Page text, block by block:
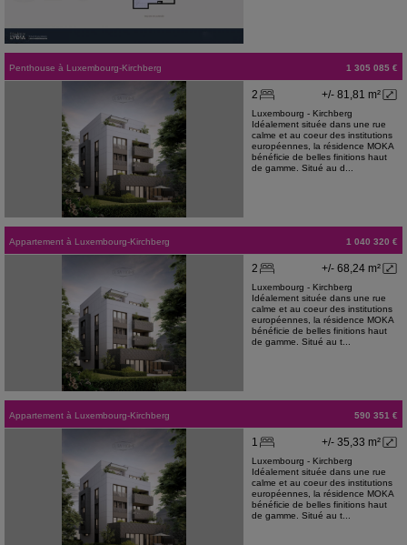
Penthouse à Luxembourg-Kirchberg 1 305 085 €
+/- 81,81 m²
2
Luxembourg - Kirchberg
Idéalement située dans une rue
calme et au coeur des institutions
européennes, la résidence MOKA
bénéficie de belles finitions haut
de gamme. Situé au d...
Appartement à Luxembourg-Kirchberg 1 040 320 €
+/- 68,24 m²
2
Luxembourg - Kirchberg
Idéalement située dans une rue
calme et au coeur des institutions
européennes, la résidence MOKA
bénéficie de belles finitions haut
de gamme. Situé au t...
Appartement à Luxembourg-Kirchberg 590 351 €
+/- 35,33 m²
1
Luxembourg - Kirchberg
Idéalement située dans une rue
calme et au coeur des institutions
européennes, la résidence MOKA
bénéficie de belles finitions haut
de gamme. Situé au t...